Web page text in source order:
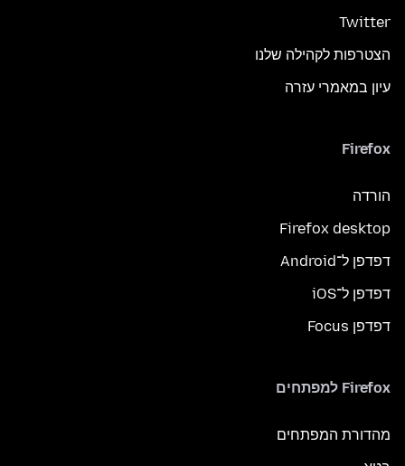
Twitter
הצטרפות לקהילה שלנו
עיון במאמרי עזרה
Firefox
הורדה
Firefox desktop
דפדפן ל־Android
דפדפן ל־iOS
דפדפן Focus
Firefox למפתחים
מהדורת המפתחים